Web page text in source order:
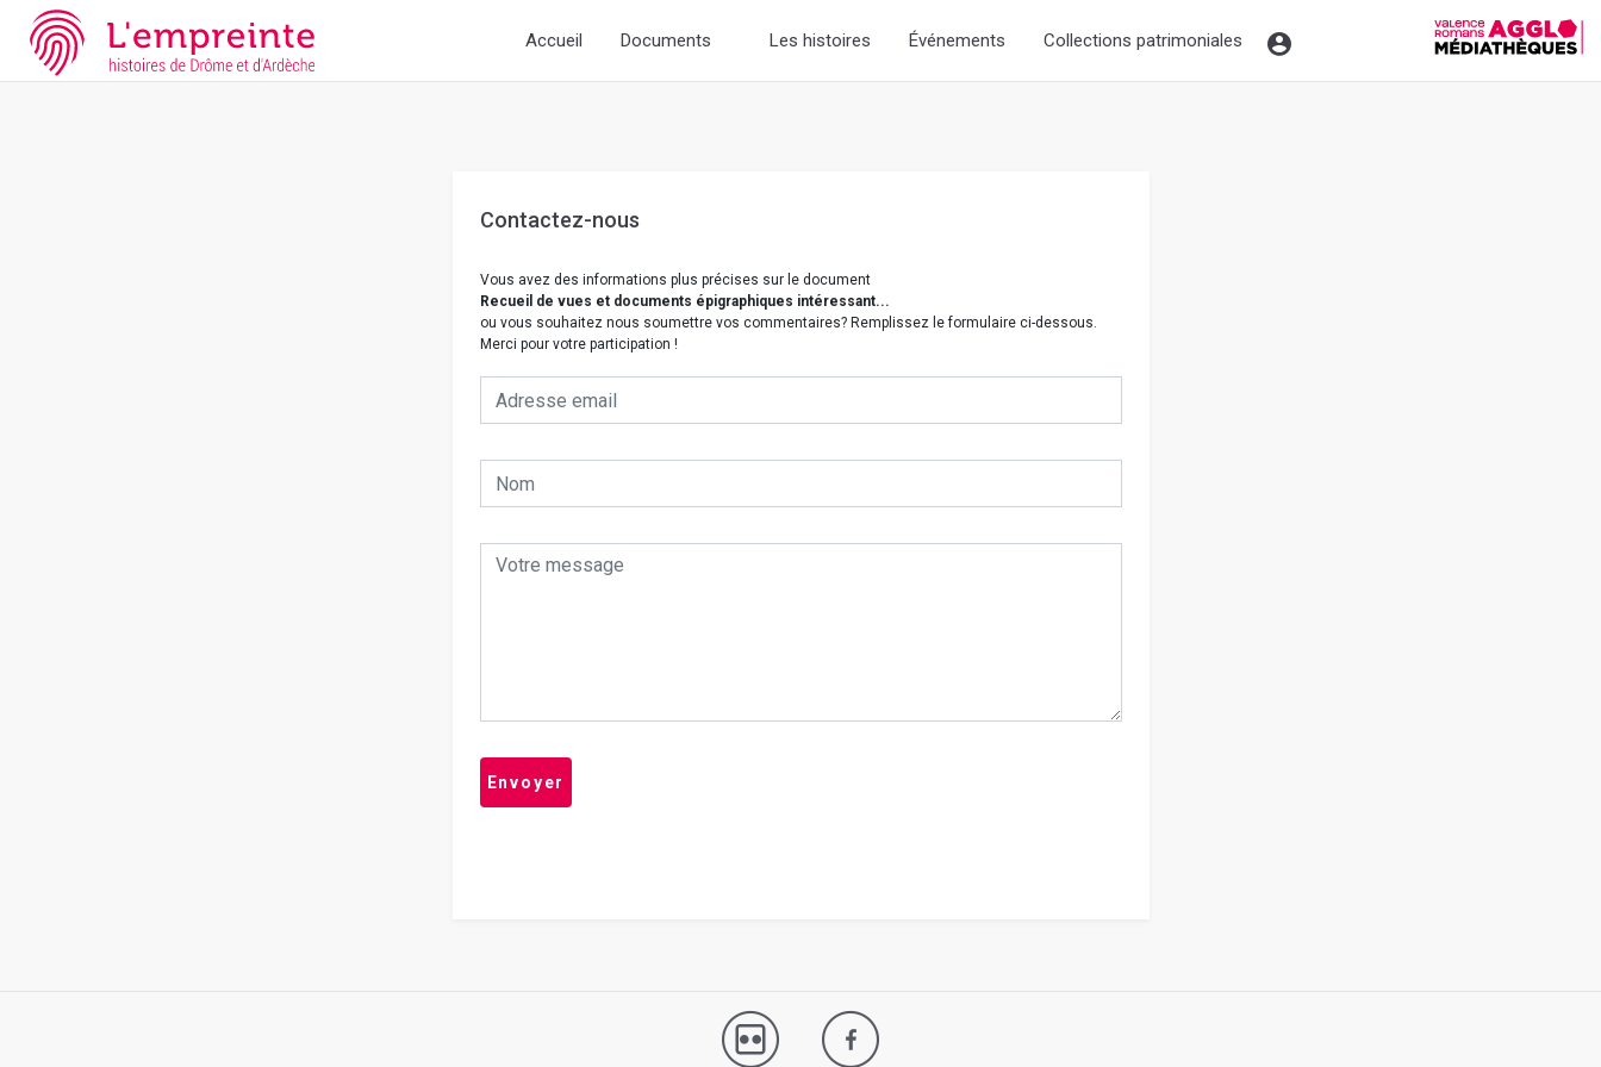
Array ( [slug] => nous-contacter [doc] => MS127 )
Accueil Documents Les histoires Événements Collections patrimoniales
Contactez-nous
Vous avez des informations plus précises sur le document
Recueil de vues et documents épigraphiques intéressant...
ou vous souhaitez nous soumettre vos commentaires? Remplissez le formulaire ci-dessous.
Merci pour votre participation !